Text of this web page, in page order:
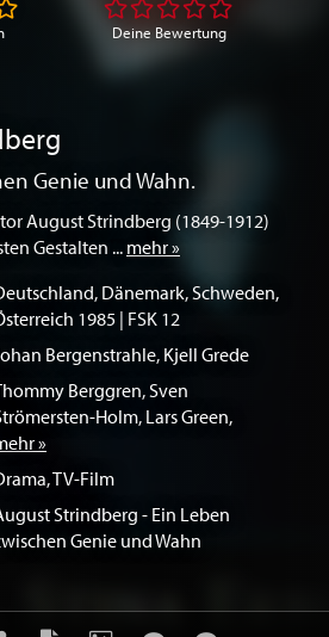
Genie und Wahn.
August Strindberg (1849-1912)
Gestalten ... mehr »
, Dänemark, Schweden,
1985 | FSK 12
Bergenstrahle, Kjell Grede
Berggren, Sven
Holm, Lars Green,
»
,TV-Film
Strindberg - Ein Leben
Genie und Wahn
Deine Bewertung